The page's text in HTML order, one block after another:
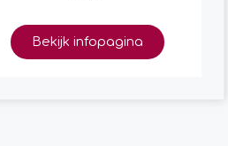
Bekijk infopagina